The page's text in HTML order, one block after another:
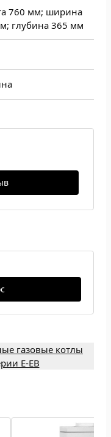
760 мм; ширина
глубина 365 мм
газовые котлы
Е-ЕВ